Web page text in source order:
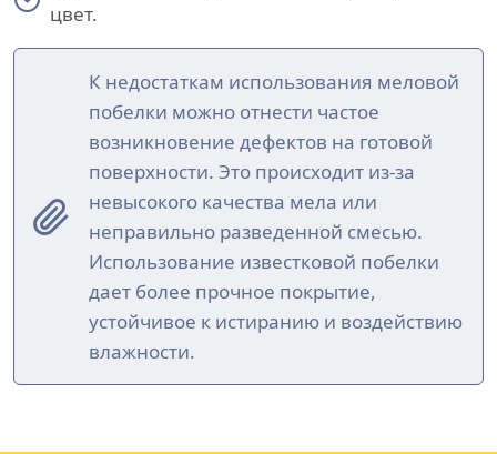
цвет.
К недостаткам использования меловой
побелки можно отнести частое
возникновение дефектов на готовой
поверхности. Это происходит из-за
невысокого качества мела или
неправильно разведенной смесью.
Использование известковой побелки
дает более прочное покрытие,
устойчивое к истиранию и воздействию
влажности.